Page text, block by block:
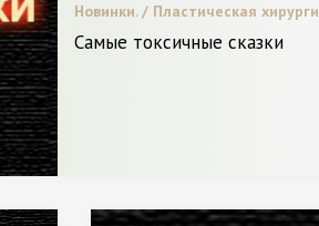
Новинки. / Пластическая
Женщина - Разное
Самые токсичные сказки